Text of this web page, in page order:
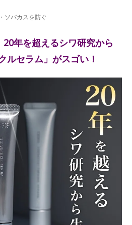
ソバカスを防ぐ
年を超えるシワ研究から
セラム」がスゴい！